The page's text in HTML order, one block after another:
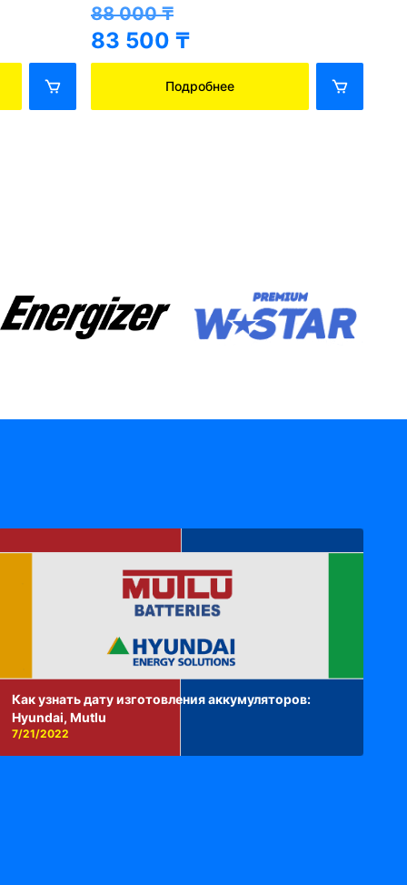
88 000₸
83 500 ₸
Подробнее
Как узнать дату изготовления аккумуляторов:
Hyundai, Mutlu
7/21/2022